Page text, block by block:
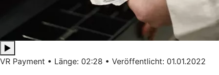
▶
VR Payment • Länge: 02:28 • Veröffentlicht: 01.01.2022